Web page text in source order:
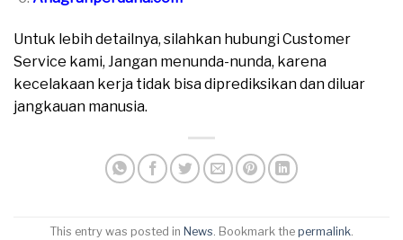
Untuk lebih detailnya, silahkan hubungi Customer
Service kami, Jangan menunda-nunda, karena
kecelakaan kerja tidak bisa diprediksikan dan diluar
jangkauan manusia.
This entry was posted in News. Bookmark the permalink.